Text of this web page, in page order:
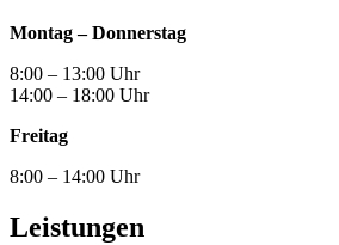
Montag – Donnerstag
8:00 – 13:00 Uhr
14:00 – 18:00 Uhr
Freitag
8:00 – 14:00 Uhr
Leistungen